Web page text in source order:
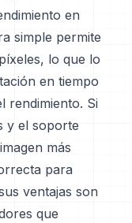
en
simple permite
lo que lo
en tiempo
rendimiento. Si
y el soporte
más
para
ventajas son
que